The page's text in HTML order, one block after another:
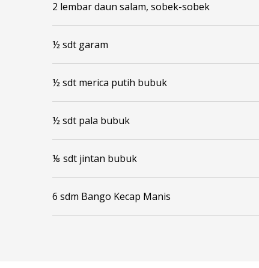
2 lembar daun salam, sobek-sobek
½ sdt garam
½ sdt merica putih bubuk
½ sdt pala bubuk
⅛ sdt jintan bubuk
6 sdm Bango Kecap Manis